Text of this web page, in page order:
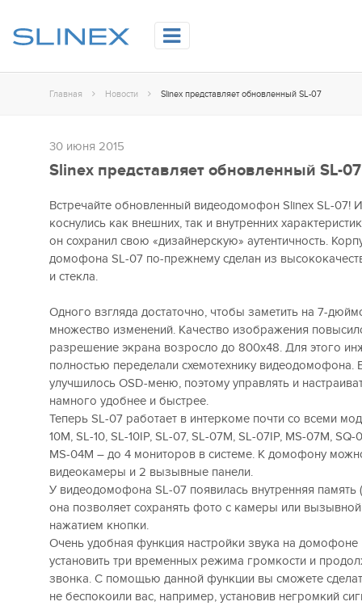
Главная Новости Slinex представляет обновленный SL-07
30 июня 2015
Slinex представляет обновленный SL-07
Встречайте обновленный видеодомофон Slinex SL-07!
коснулись как внешних, так и внутренних
он сохранил свою «дизайнерскую» аутентичность.
домофона SL-07 по-прежнему сделан из
и стекла.
Одного взгляда достаточно, чтобы заметить на 7-
множество изменений. Качество изображения
разрешение экрана возросло до 800x48. Для этого
полностью переделали схемотехнику видеодомофона.
улучшилось OSD-меню, поэтому управлять и
намного удобнее и быстрее.
Теперь SL-07 работает в интеркоме почти со всеми
10M, SL-10, SL-10IP, SL-07, SL-07M, SL-07IP, MS-07M,
MS-04M – до 4 мониторов в системе. К домофону
видеокамеры и 2 вызывные панели.
У видеодомофона SL-07 появилась внутренняя память
она позволяет сохранять фото с камеры или
нажатием кнопки.
Очень удобная функция настройки звука на домофоне
установить три временных режима громкости и
звонка. С помощью данной функции вы сможете
не беспокоили вас, например, установив негромкий